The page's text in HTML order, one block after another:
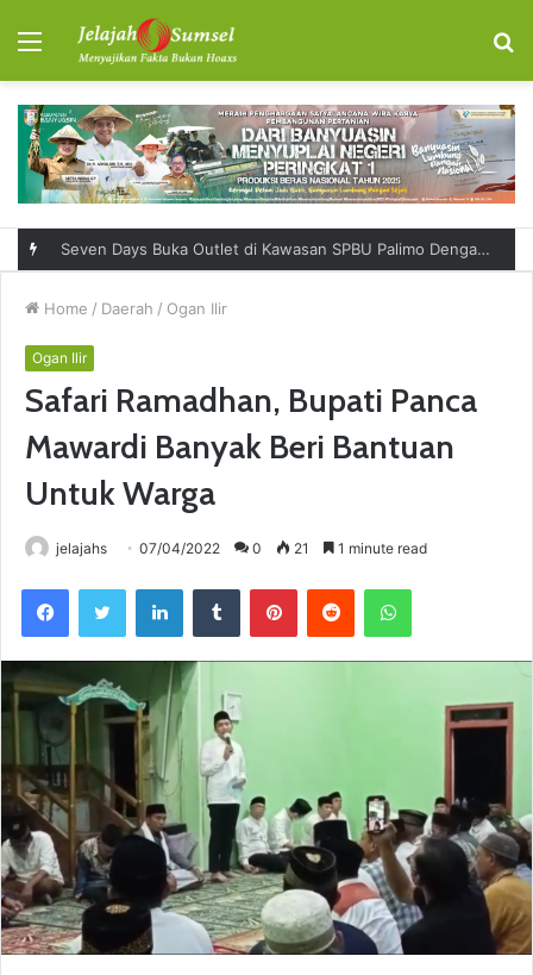
Menu
Seven Days Buka Outlet di Kawasan SPBU Palimo Dengan Konsep One Stop Hangout Destination
Home / Daerah / Ogan Ilir
Ogan Ilir
Safari Ramadhan, Bupati Panca
Mawardi Banyak Beri Bantuan
Untuk Warga
jelajahs 07/04/2022 0 21 1 minute read